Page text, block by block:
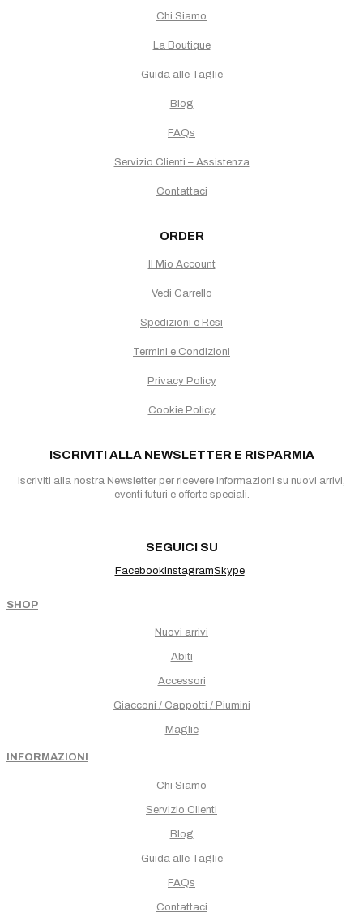
Chi Siamo
La Boutique
Guida alle Taglie
Blog
FAQs
Servizio Clienti – Assistenza
Contattaci
ORDER
Il Mio Account
Vedi Carrello
Spedizioni e Resi
Termini e Condizioni
Privacy Policy
Cookie Policy
ISCRIVITI ALLA NEWSLETTER E RISPARMIA
Iscriviti alla nostra Newsletter per ricevere informazioni su nuovi arrivi,
eventi futuri e offerte speciali.
SEGUICI SU
FacebookInstagramSkype
SHOP
Nuovi arrivi
Abiti
Accessori
Giacconi / Cappotti / Piumini
Maglie
INFORMAZIONI
Chi Siamo
Servizio Clienti
Blog
Guida alle Taglie
FAQs
Contattaci